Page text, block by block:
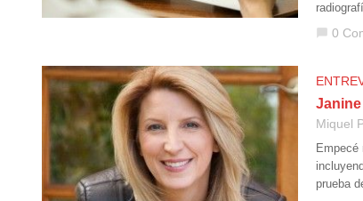
chat_bubble 0
Miquel
prueba